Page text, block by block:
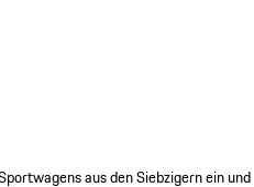
aus den Siebzigern ein und